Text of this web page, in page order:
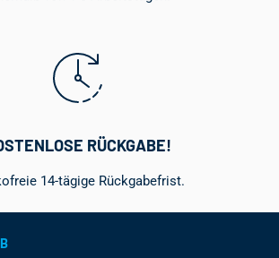
RÜCKGABE!
14-tägige Rückgabefrist.